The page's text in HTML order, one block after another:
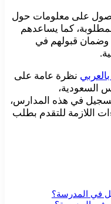
على معلومات حول
كما يساعدهم
وضمان قبولهم في
نظرة عامة على
السعودية،
في هذه المدارس،
اللازمة للتقدم بطلب
في المدرسة؟